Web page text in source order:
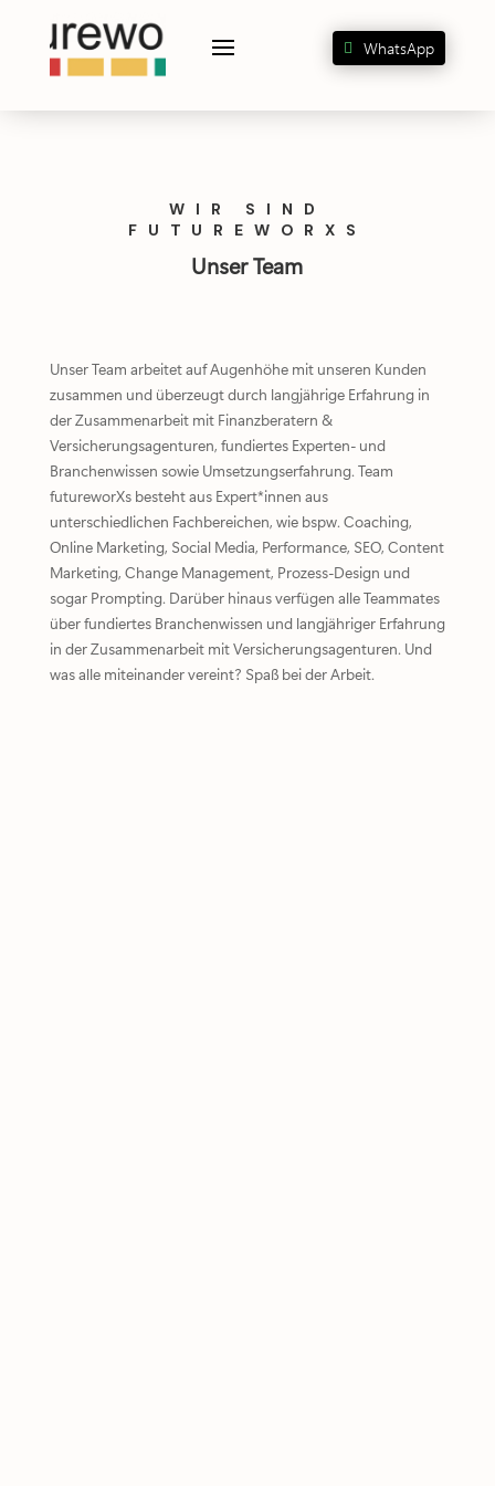
WhatsApp
WIR SIND
FUTUREWORXS
Unser Team
Unser Team arbeitet auf Augenhöhe mit unseren Kunden
zusammen und überzeugt durch langjährige Erfahrung in
der Zusammenarbeit mit Finanzberatern &
Versicherungsagenturen, fundiertes Experten- und
Branchenwissen sowie Umsetzungserfahrung. Team
futureworXs besteht aus Expert*innen aus
unterschiedlichen Fachbereichen, wie bspw. Coaching,
Online Marketing, Social Media, Performance, SEO, Content
Marketing, Change Management, Prozess-Design und
sogar Prompting. Darüber hinaus verfügen alle Teammates
über fundiertes Branchenwissen und langjähriger Erfahrung
in der Zusammenarbeit mit Versicherungsagenturen. Und
was alle miteinander vereint? Spaß bei der Arbeit.